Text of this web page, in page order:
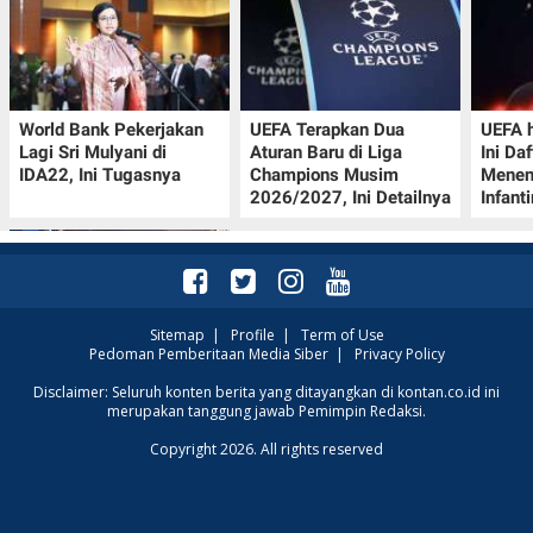
World Bank Pekerjakan
Lagi Sri Mulyani di
IDA22, Ini Tugasnya
UEFA Terapkan Dua
Aturan Baru di Liga
Champions Musim
2026/2027, Ini Detailnya
UEFA
Ini
Jadwal Perempat Final
GOTF MLBB 2026: ONIC
Amankan Semifinal
Sitemap | Profile | Term of Use
Pedoman Pemberitaan Media Siber| Privacy Policy
Disclaimer: Seluruh konten berita yang ditayangkan di kontan.co.id ini
merupakan tanggung jawab Pemimpin Redaksi.
Copyright 2026. All rights reserved